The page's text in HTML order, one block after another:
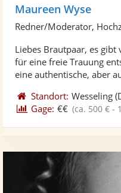
Maureen Wyse
Redner/Moderator,
Liebes Brautpaar, es
für eine freie Trauung
eine authentische, aber
Standort: Wesseling
Gage: €€ (ca. 500 € -